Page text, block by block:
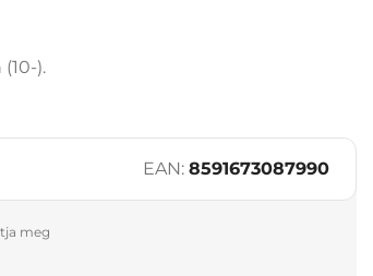
).
EAN: 8591673087990
meg